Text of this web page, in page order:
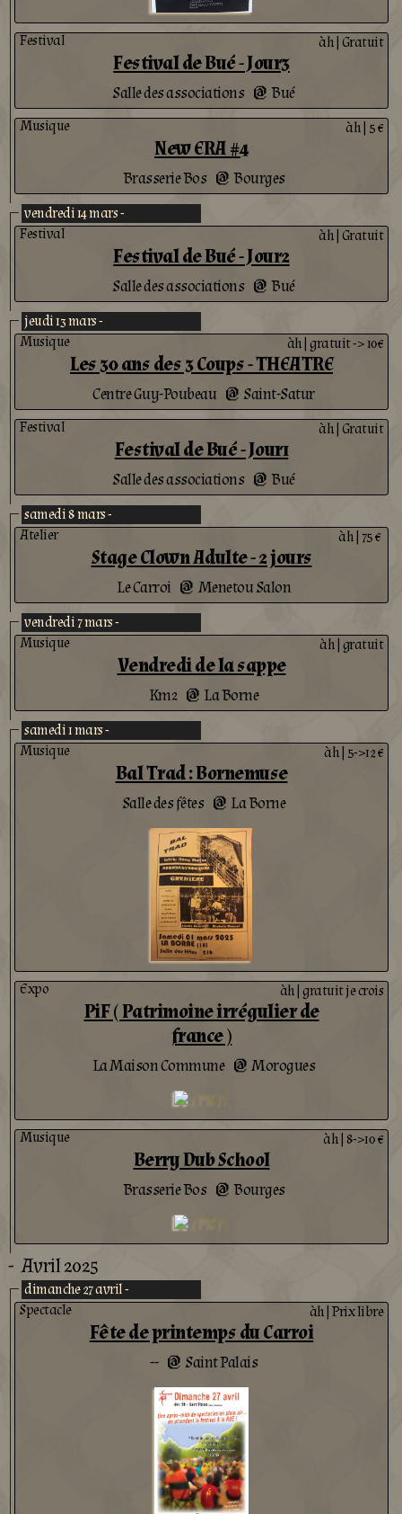
Festival
Festival de Bué - Jour3
Salle des associations @ Bué
àh| Gratuit
Musique
New ERA #4
Brasserie Bos @ Bourges
àh| 5 €
vendredi 14 mars -
Festival
Festival de Bué - Jour2
Salle des associations @ Bué
àh| Gratuit
jeudi 13 mars -
Musique
Les 30 ans des 3 Coups - THEATRE
Centre Guy-Poubeau @ Saint-Satur
àh| gratuit -> 10€
Festival
Festival de Bué - Jour1
Salle des associations @ Bué
àh| Gratuit
samedi 8 mars -
Atelier
Stage Clown Adulte - 2 jours
Le Carroi @ Menetou Salon
àh| 75 €
vendredi 7 mars -
Musique
Vendredi de la sappe
Km2 @ La Borne
àh| gratuit
samedi 1 mars -
Musique
Bal Trad : Bornemuse
Salle des fêtes @ La Borne
àh| 5->12 €
Expo
PiF ( Patrimoine irrégulier de
france )
La Maison Commune @ Morogues
àh| gratuit je crois
Musique
Berry Dub School
Brasserie Bos @ Bourges
àh| 8->10 €
- Avril 2025
dimanche 27 avril -
Spectacle
Fête de printemps du Carroi
-- @ Saint Palais
àh| Prix libre